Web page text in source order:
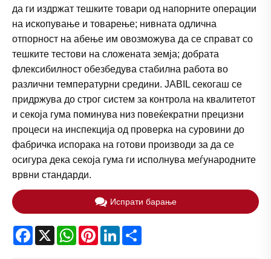
да ги издржат тешките товари од напорните операции
на ископување и товарење; нивната одлична
отпорност на абење им овозможува да се справат со
тешките тестови на сложената земја; добрата
флексибилност обезбедува стабилна работа во
различни температурни средини. JABIL секогаш се
придржува до строг систем за контрола на квалитетот
и секоја гума поминува низ повеќекратни прецизни
процеси на инспекција од проверка на суровини до
фабричка испорака на готови производи за да се
осигура дека секоја гума ги исполнува меѓународните
врвни стандарди.
Испрати барање
Facebook
X WhatsApp
PinterestLinkedIn